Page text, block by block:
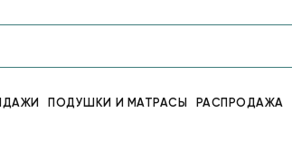
ПОДУШКИ И МАТРАСЫ РАСПРОДАЖА